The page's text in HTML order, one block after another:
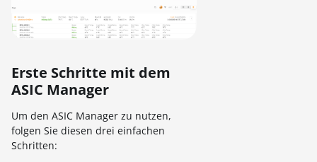
Erste Schritte mit dem
ASIC Manager
Um den ASIC Manager zu nutzen,
folgen Sie diesen drei einfachen
Schritten: